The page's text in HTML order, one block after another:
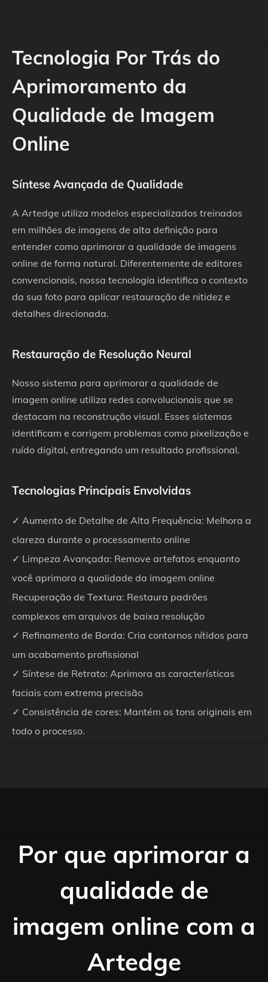
Tecnologia Por Trás do
Aprimoramento da
Qualidade de Imagem
Online
Síntese Avançada de Qualidade
A Artedge utiliza modelos especializados treinados
em milhões de imagens de alta definição para
entender como aprimorar a qualidade de imagens
online de forma natural. Diferentemente de editores
convencionais, nossa tecnologia identifica o contexto
da sua foto para aplicar restauração de nitidez e
detalhes direcionada.
Restauração de Resolução Neural
Nosso sistema para aprimorar a qualidade de
imagem online utiliza redes convolucionais que se
destacam na reconstrução visual. Esses sistemas
identificam e corrigem problemas como pixelização e
ruído digital, entregando um resultado profissional.
Tecnologias Principais Envolvidas
✓ Aumento de Detalhe de Alta Frequência: Melhora a
clareza durante o processamento online
✓ Limpeza Avançada: Remove artefatos enquanto
você aprimora a qualidade da imagem online
Recuperação de Textura: Restaura padrões
complexos em arquivos de baixa resolução
✓ Refinamento de Borda: Cria contornos nítidos para
um acabamento profissional
✓ Síntese de Retrato: Aprimora as características
faciais com extrema precisão
✓ Consistência de cores: Mantém os tons originais em
todo o processo.
Por que aprimorar a
qualidade de
imagem online com a
Artedge